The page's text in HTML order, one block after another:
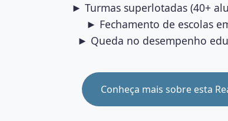
► Turmas superlotadas (40+
► Fechamento de escolas
► Queda no desempenho
Conheça mais sobre esta